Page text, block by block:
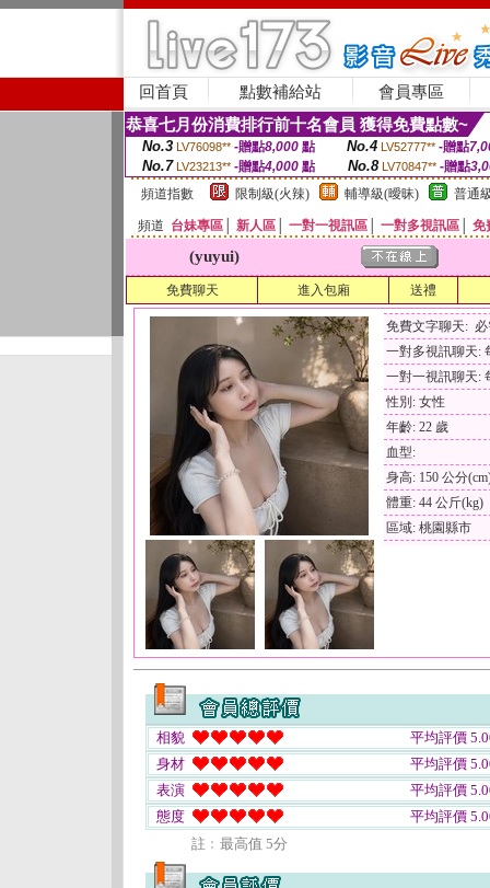
回首頁 點數補給站 會員專區
恭喜七月份消費排行前十名會員 獲得免費點數~
No.3 LV76098** -贈點8,000點 No.4 LV52777** -贈點
No.7 LV23213** -贈點4,000 點 No.8 LV70847** -贈點
頻道指數
限制級(火辣) 輔導級(曖昧) 普通
頻道 台妹專區 新人區 一對一視訊區 一對多視訊區 免
(yuyui)
免費聊天 進入包廂 送禮
免費文字聊天:
一對多視訊聊天:
一對一視訊聊天:
性別: 女性
年齡: 22 歲
血型:
身高: 150 公分
體重: 44 公斤(kg)
區域: 桃園縣市
相貌
平均評價
身材
平均評價
表演
平均評價
態度
平均評價
註﹕最高值 5分